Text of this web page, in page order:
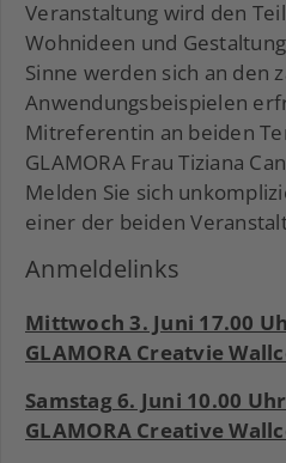
Veranstaltung wird den
Wohnideen und
Sinne werden sich an den
Anwendungsbeispielen
Mitreferentin an beiden
GLAMORA Frau Tiziana
Melden Sie sich
einer der beiden
Anmeldelinks
Mittwoch 3. Juni 17.00
GLAMORA Creatvie
Samstag 6. Juni 10.00
GLAMORA Creative